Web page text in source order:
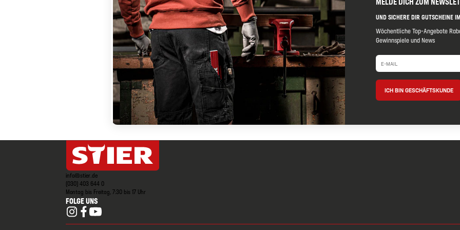
UND SICHERE DIR GUTSCHEINE
Wöchentliche Top-Angebote
Gewinnspiele und News
ICH BIN GESCHÄFTSKUNDE
info@stier.de
(030) 403 644 0
Montag bis Freitag, 7:30 bis 17 Uhr
FOLGE UNS